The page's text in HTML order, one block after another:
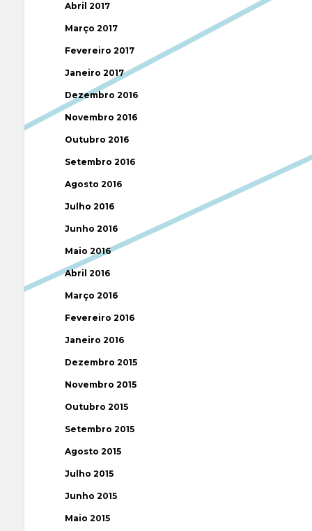
Abril 2017
Março 2017
Fevereiro 2017
Janeiro 2017
Dezembro 2016
Novembro 2016
Outubro 2016
Setembro 2016
Agosto 2016
Julho 2016
Junho 2016
Maio 2016
Abril 2016
Março 2016
Fevereiro 2016
Janeiro 2016
Dezembro 2015
Novembro 2015
Outubro 2015
Setembro 2015
Agosto 2015
Julho 2015
Junho 2015
Maio 2015